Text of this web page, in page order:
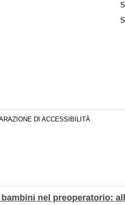
nel preoperatorio:
DI ACCESSIBILITÀ